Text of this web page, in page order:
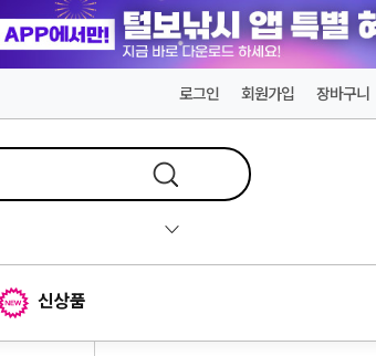
로그인 회원가입 장바구니
신상품